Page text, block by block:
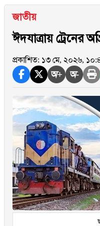
জাতীয়
ঈদযাত্রায় ট্রেনের
প্রকাশিত: ১৩ মে, ২০২৬,
অ+ অ-